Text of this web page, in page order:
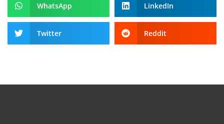
WhatsApp LinkedIn
Twitter Reddit